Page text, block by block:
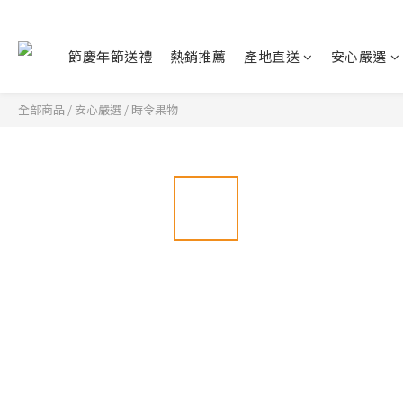
節慶年節送禮 熱銷推薦 產地直送 安心嚴選
全部商品 / 安心嚴選 / 時令果物